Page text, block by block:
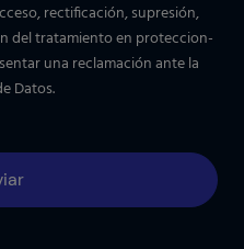
rectificación, supresión,
del tratamiento en proteccion-
una reclamación ante la
Datos.